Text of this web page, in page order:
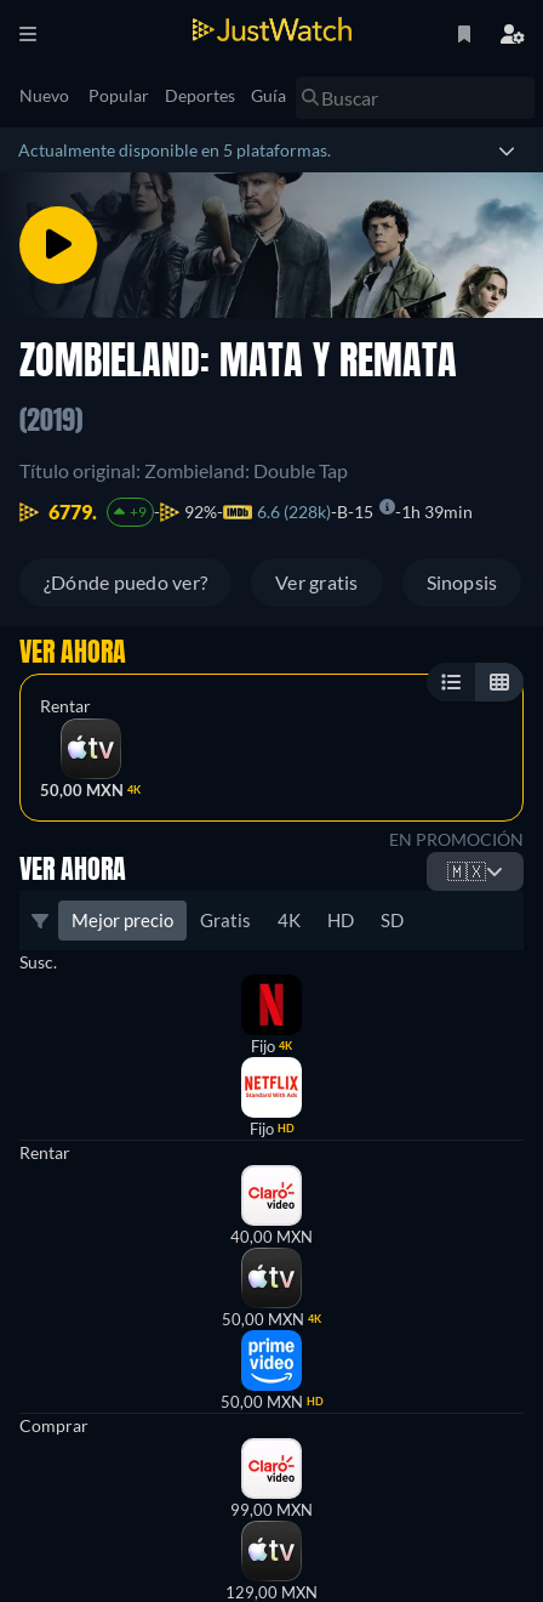
Nuevo Popular Deportes Guía
Actualmente disponible en 5 plataformas.
ZOMBIELAND: MATA Y REMATA
(2019)
Título original: Zombieland: Double Tap
6779.
+9 92% 6.6 (228k) B-15 1h 39min
¿Dónde puedo ver? Ver gratis Sinopsis
VER AHORA
Rentar
50,00 MXN 4K
EN PROMOCIÓN
VER AHORA 🇲🇽
Mejor precio Gratis 4K HD SD
Susc.
Fijo 4K
Fijo HD
Rentar
40,00 MXN
50,00 MXN 4K
50,00 MXN HD
Comprar
99,00 MXN
129,00 MXN